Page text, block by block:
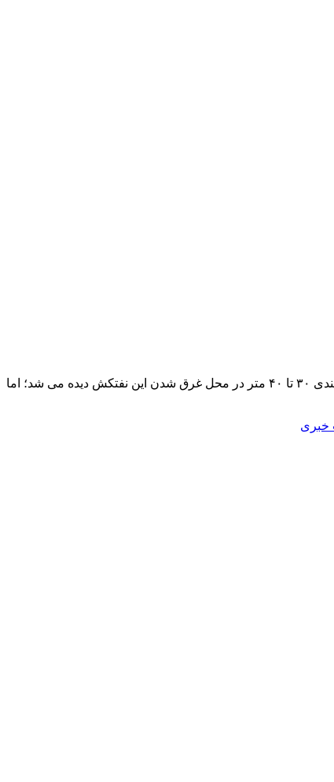
نفتکش ایرانی سانچی پس از ۸ روز سوختن ، ظهر دیروز در آبهای چین غرق شد. پس از گذشت ساعتها از غرق شدن این نفتکش، شعله هایی با بلندی ۳۰ تا ۴۰ متر در محل غرق شدن این نفتکش دیده می شد؛ اما
خبری